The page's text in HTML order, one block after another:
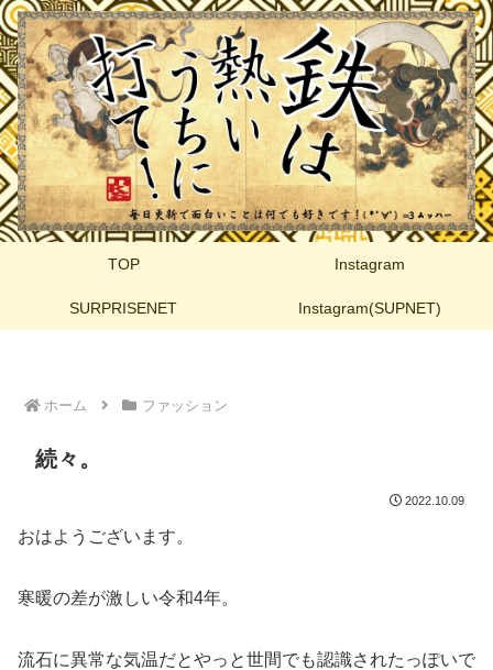
TOP Instagram
SURPRISENET Instagram(SUPNET)
ホーム ファッション
続々。
2022.10.09
おはようございます。
寒暖の差が激しい令和4年。
流石に異常な気温だとやっと世間でも認識されたっぽいで